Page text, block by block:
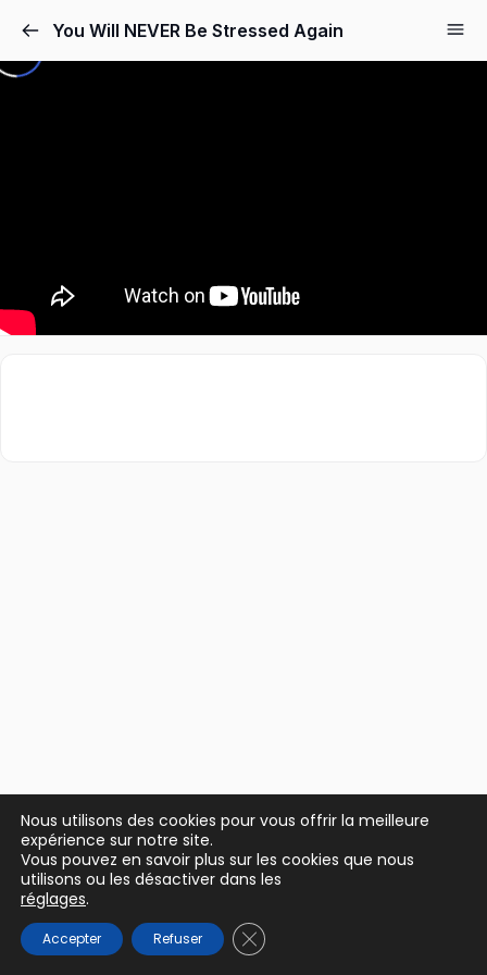
You Will NEVER Be Stressed Again
Nous utilisons des cookies pour vous offrir la meilleure
expérience sur notre site.
Vous pouvez en savoir plus sur les cookies que nous
utilisons ou les désactiver dans les
réglages.
Accepter Refuser Fermer la bannière des cookies